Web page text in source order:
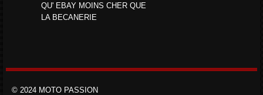
QU' EBAY MOINS CHER QUE
LA BECANERIE
© 2024 MOTO PASSION